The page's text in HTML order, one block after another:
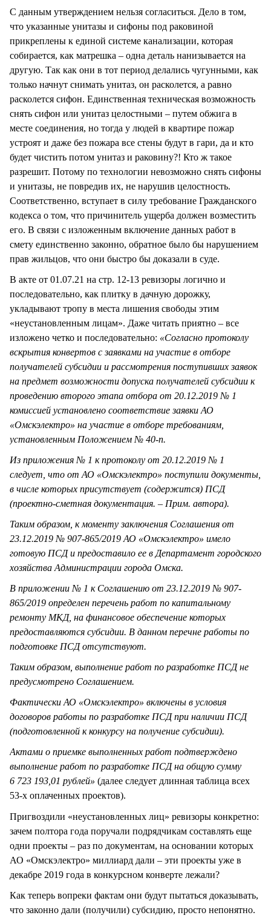
С данным утверждением нельзя согласиться. Дело в том,
что указанные унитазы и сифоны под раковиной
прикреплены к единой системе канализации, которая
собирается, как матрешка – одна деталь нанизывается на
другую. Так как они в тот период делались чугунными, как
только начнут снимать унитаз, он расколется, а равно
расколется сифон. Единственная техническая возможность
снять сифон или унитаз целостными – путем обжига в
месте соединения, но тогда у людей в квартире пожар
устроят и даже без пожара все стены будут в гари, да и кто
будет чистить потом унитаз и раковину?! Кто ж такое
разрешит. Потому по технологии невозможно снять сифоны
и унитазы, не повредив их, не нарушив целостность.
Соответственно, вступает в силу требование Гражданского
кодекса о том, что причинитель ущерба должен возместить
его. В связи с изложенным включение данных работ в
смету единственно законно, обратное было бы нарушением
прав жильцов, что они быстро бы доказали в суде.
В акте от 01.07.21 на стр. 12-13 ревизоры логично и
последовательно, как плитку в дачную дорожку,
укладывают тропу в места лишения свободы этим
«неустановленным лицам». Даже читать приятно – все
изложено четко и последовательно: «Согласно протоколу
вскрытия конвертов с заявками на участие в отборе
получателей субсидии и рассмотрения поступивших заявок
на предмет возможности допуска получателей субсидии к
проведению второго этапа отбора от 20.12.2019 № 1
комиссией установлено соответствие заявки АО
«Омскэлектро» на участие в отборе требованиям,
установленным Положением № 40-п.
Из приложения № 1 к протоколу от 20.12.2019 № 1
следует, что от АО «Омскэлектро» поступили документы,
в числе которых присутствует (содержится) ПСД
(проектно-сметная документация. – Прим. автора).
Таким образом, к моменту заключения Соглашения от
23.12.2019 № 907-865/2019 АО «Омскэлектро» имело
готовую ПСД и предоставило ее в Департамент городского
хозяйства Администрации города Омска.
В приложении № 1 к Соглашению от 23.12.2019 № 907-
865/2019 определен перечень работ по капитальному
ремонту МКД, на финансовое обеспечение которых
предоставляются субсидии. В данном перечне работы по
подготовке ПСД отсутствуют.
Таким образом, выполнение работ по разработке ПСД не
предусмотрено Соглашением.
Фактически АО «Омскэлектро» включены в условия
договоров работы по разработке ПСД при наличии ПСД
(подготовленной к конкурсу на получение субсидии).
Актами о приемке выполненных работ подтверждено
выполнение работ по разработке ПСД на общую сумму
6 723 193,01 рублей» (далее следует длинная таблица всех
53-х оплаченных проектов).
Пригвоздили «неустановленных лиц» ревизоры конкретно:
зачем полтора года поручали подрядчикам составлять еще
одни проекты – раз по документам, на основании которых
АО «Омскэлектро» миллиард дали – эти проекты уже в
декабре 2019 года в конкурсном конверте лежали?
Как теперь вопреки фактам они будут пытаться доказывать,
что законно дали (получили) субсидию, просто непонятно.